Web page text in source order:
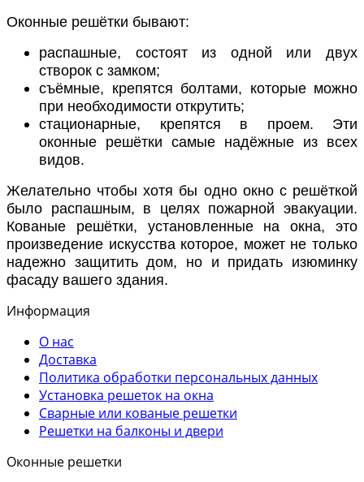
Оконные решётки бывают:
распашные, состоят из одной или двух
створок с замком;
съёмные, крепятся болтами, которые можно
при необходимости открутить;
стационарные, крепятся в проем. Эти
оконные решётки самые надёжные из всех
видов.
Желательно чтобы хотя бы одно окно с решёткой
было распашным, в целях пожарной эвакуации.
Кованые решётки, установленные на окна, это
произведение искусства которое, может не только
надежно защитить дом, но и придать изюминку
фасаду вашего здания.
Информация
О нас
Доставка
Политика обработки персональных данных
Установка решеток на окна
Сварные или кованые решетки
Решетки на балконы и двери
Оконные решетки